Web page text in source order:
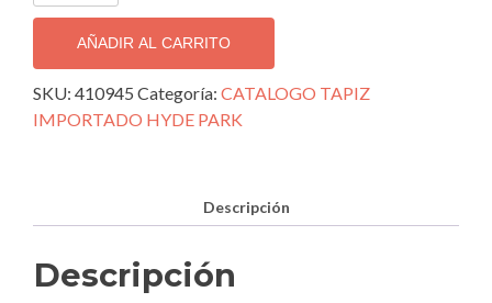
DECORATIVO
IMPORTADO
HYDE
PARK
410945.
AÑADIR AL CARRITO
SKU: 410945 Categoría: CATALOGO TAPIZ
IMPORTADO HYDE PARK
Descripción
Descripción